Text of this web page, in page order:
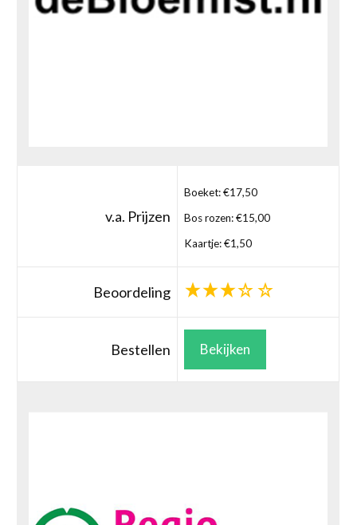
v.a. Prijzen
Boeket: €17,50
Bos rozen: €15,00
Kaartje: €1,50
Beoordeling
Bestellen Bekijken